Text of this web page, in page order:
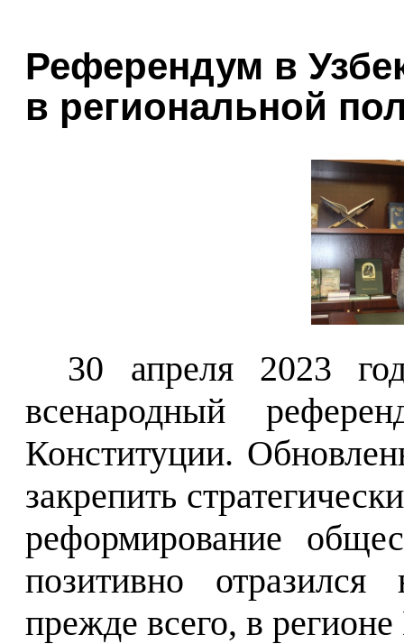
Референдум в
в региональной
30 апреля 2023
всенародный
Конституции.
закрепить
реформирование
позитивно
прежде всего, в